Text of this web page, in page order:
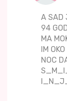
A SAD
94
MA
IM
NOC